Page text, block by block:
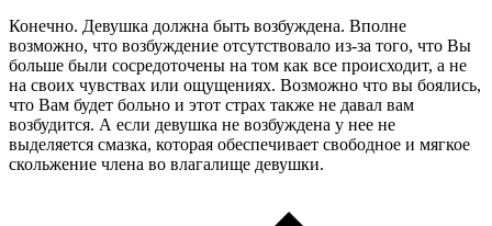
Конечно. Девушка должна быть возбуждена. Вполне
возможно, что возбуждение отсутствовало из-за того, что Вы
больше были сосредоточены на том как все происходит, а не
на своих чувствах или ощущениях. Возможно что вы боялись,
что Вам будет больно и этот страх также не давал вам
возбудится. А если девушка не возбуждена у нее не
выделяется смазка, которая обеспечивает свободное и мягкое
скольжение члена во влагалище девушки.